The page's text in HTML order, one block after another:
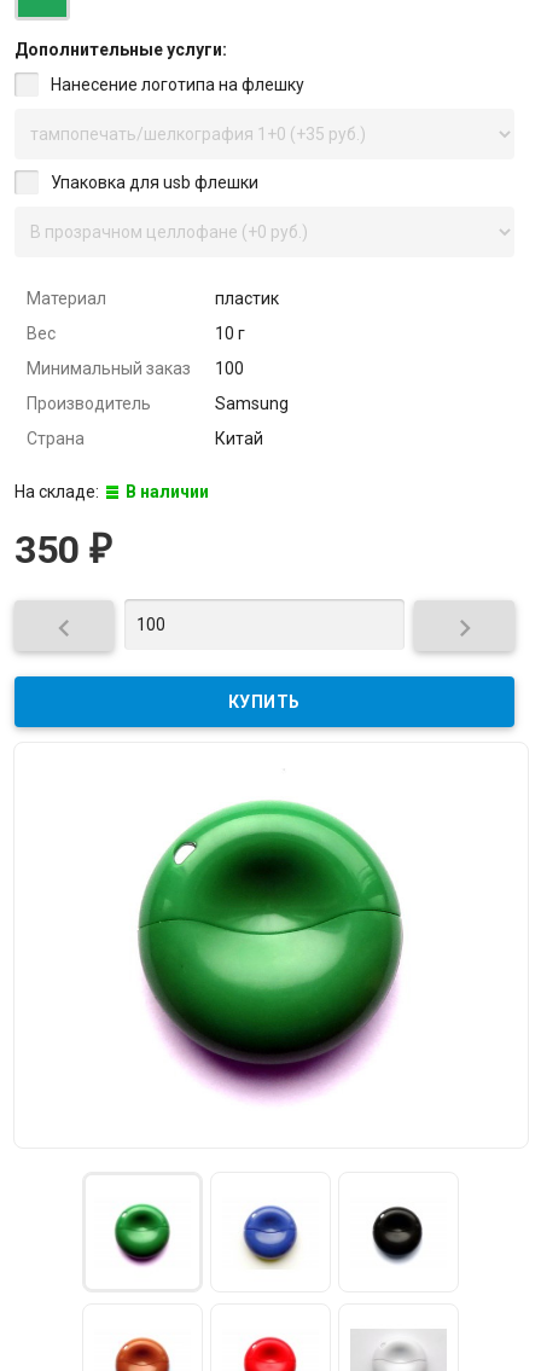
Дополнительные услуги:
Нанесение логотипа на флешку
Упаковка для usb флешки
Материал
пластик
Вес
10 г
Минимальный заказ
100
Производитель
Samsung
Страна
Китай
На складе: В наличии
350 ₽
 